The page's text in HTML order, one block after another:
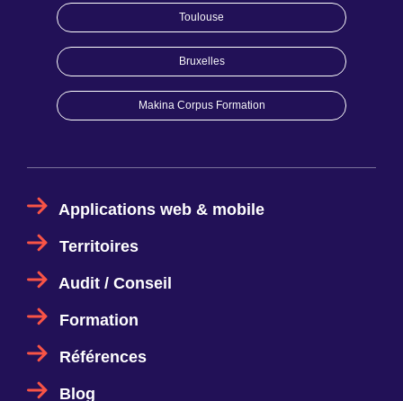
Applications web & mobile
Territoires
Audit / Conseil
Formation
Références
Blog
Toulouse
Bruxelles
Makina Corpus Formation